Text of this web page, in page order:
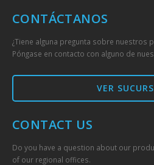
CONTÁCTANOS
¿Tiene alguna pregunta sobre nuestros
Póngase en contacto con alguno de
VER
CONTACT US
Do you have a question about our
of our regional offices.